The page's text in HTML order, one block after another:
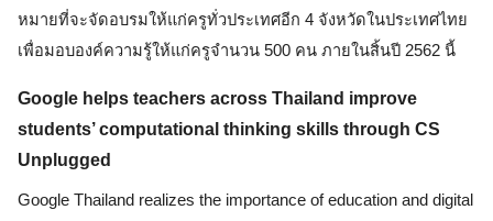
หมายที่จะจัดอบรมให้แก่ครูทั่วประเทศอีก 4 จังหวัดในประเทศไทย
เพื่อมอบองค์ความรู้ให้แก่ครูจำนวน 500 คน ภายในสิ้นปี 2562 นี้
Google helps teachers across Thailand improve
students’ computational thinking skills through CS
Unplugged
Google Thailand realizes the importance of education and digital